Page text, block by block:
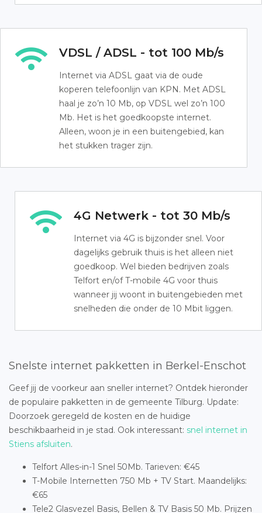
VDSL / ADSL - tot 100 Mb/s
Internet via ADSL gaat via de oude
koperen telefoonlijn van KPN. Met ADSL
haal je zo’n 10 Mb, op VDSL wel zo’n 100
Mb. Het is het goedkoopste internet.
Alleen, woon je in een buitengebied, kan
het stukken trager zijn.
4G Netwerk - tot 30 Mb/s
Internet via 4G is bijzonder snel. Voor
dagelijks gebruik thuis is het alleen niet
goedkoop. Wel bieden bedrijven zoals
Telfort en/of T-mobile 4G voor thuis
wanneer jij woont in buitengebieden met
snelheden die onder de 10 Mbit liggen.
Snelste internet pakketten in Berkel-Enschot
Geef jij de voorkeur aan sneller internet? Ontdek hieronder
de populaire pakketten in de gemeente Tilburg. Update:
Doorzoek geregeld de kosten en de huidige
beschikbaarheid in je stad. Ook interessant: snel internet in
Stiens afsluiten.
Telfort Alles-in-1 Snel 50Mb. Tarieven: €45
T-Mobile Internetten 750 Mb + TV Start. Maandelijks:
€65
Tele2 Glasvezel Basis, Bellen & TV Basis 50 Mb. Prijzen